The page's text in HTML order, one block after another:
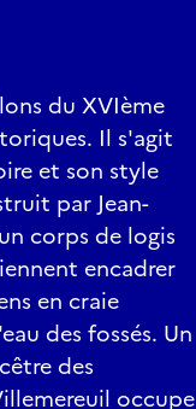
du XVIème
Il s'agit
et son style
par Jean-
corps de logis
encadrer
en craie
des fossés. Un
des
occupe